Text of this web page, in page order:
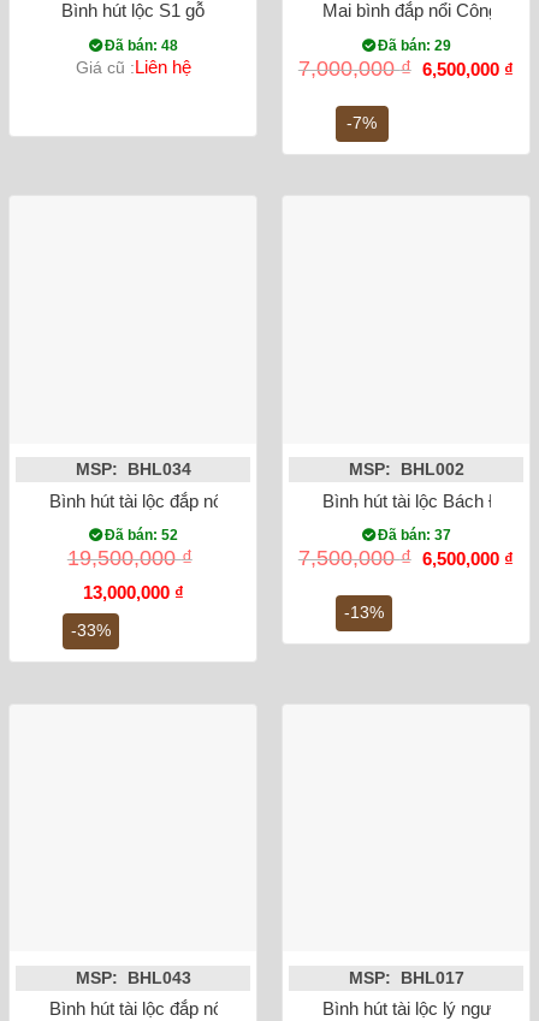
Bình hút lộc S1 gỗ
Đã bán: 48
Giá cũ :Liên hệ
-7%
Mai bình đắp nổi Công
Đã bán: 29
7,000,000₫ Giá
gốc
6,500,000 ₫
-33%
MSP: BHL034
Bình hút tài lộc đắp nổi công đào mạ vàng
Đã bán: 52
19,500,000₫
Giá
gốc
là:
19,500,000 ₫.
13,000,000 ₫Giá
13,000,000 ₫.
-13%
MSP: BHL002
Bình hút tài lộc Bách Điểu
Đã bán: 37
7,500,000₫ Giá
gốc
6,500,000 ₫
MSP: BHL043
Bình hút tài lộc đắp nổi Heo dát vàng 24K màu xanh lam
MSP: BHL017
Bình hút tài lộc lý ngư vọng